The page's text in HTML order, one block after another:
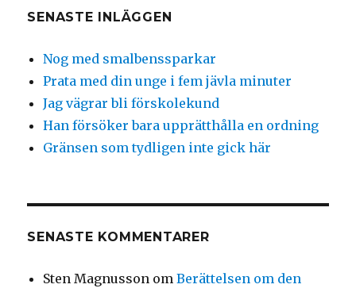
SENASTE INLÄGGEN
Nog med smalbenssparkar
Prata med din unge i fem jävla minuter
Jag vägrar bli förskolekund
Han försöker bara upprätthålla en ordning
Gränsen som tydligen inte gick här
SENASTE KOMMENTARER
Sten Magnusson omBerättelsen om den